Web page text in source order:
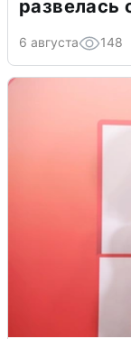
6 августа 148